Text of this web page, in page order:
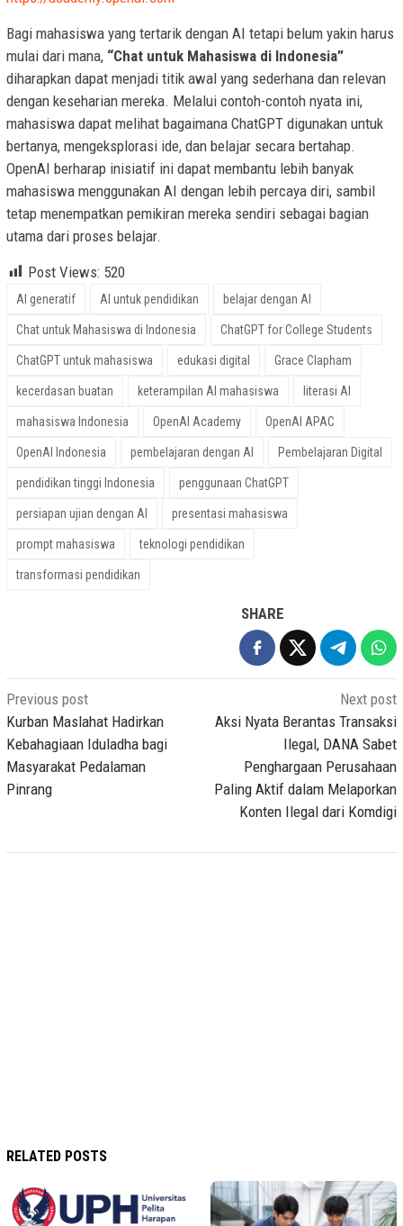
Bagi mahasiswa yang tertarik dengan AI tetapi belum yakin harus
mulai dari mana, “Chat untuk Mahasiswa di Indonesia”
diharapkan dapat menjadi titik awal yang sederhana dan relevan
dengan keseharian mereka. Melalui contoh-contoh nyata ini,
mahasiswa dapat melihat bagaimana ChatGPT digunakan untuk
bertanya, mengeksplorasi ide, dan belajar secara bertahap.
OpenAI berharap inisiatif ini dapat membantu lebih banyak
mahasiswa menggunakan AI dengan lebih percaya diri, sambil
tetap menempatkan pemikiran mereka sendiri sebagai bagian
utama dari proses belajar.
Post Views: 520
AI generatif AI untuk pendidikan belajar dengan AI
Chat untuk Mahasiswa di Indonesia ChatGPT for College Students
ChatGPT untuk mahasiswa edukasi digital Grace Clapham
kecerdasan buatan keterampilan AI mahasiswa literasi AI
mahasiswa Indonesia OpenAI Academy OpenAI APAC
OpenAI Indonesia pembelajaran dengan AI Pembelajaran Digital
pendidikan tinggi Indonesia penggunaan ChatGPT
persiapan ujian dengan AI presentasi mahasiswa
prompt mahasiswa teknologi pendidikan
transformasi pendidikan
SHARE
Post
navigation
Previous post
Kurban Maslahat Hadirkan
Kebahagiaan Iduladha bagi
Masyarakat Pedalaman
Pinrang
Next post
Aksi Nyata Berantas Transaksi
Ilegal, DANA Sabet
Penghargaan Perusahaan
Paling Aktif dalam Melaporkan
Konten Ilegal dari Komdigi
RELATED POSTS